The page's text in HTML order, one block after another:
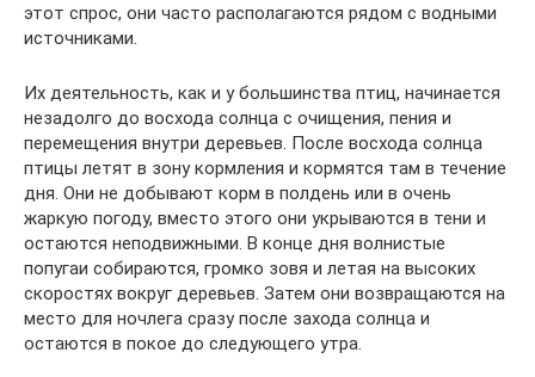
этот спрос, они часто располагаются рядом с водными
источниками.
Их деятельность, как и у большинства птиц, начинается
незадолго до восхода солнца с очищения, пения и
перемещения внутри деревьев. После восхода солнца
птицы летят в зону кормления и кормятся там в течение
дня. Они не добывают корм в полдень или в очень
жаркую погоду, вместо этого они укрываются в тени и
остаются неподвижными. В конце дня волнистые
попугаи собираются, громко зовя и летая на высоких
скоростях вокруг деревьев. Затем они возвращаются на
место для ночлега сразу после захода солнца и
остаются в покое до следующего утра.